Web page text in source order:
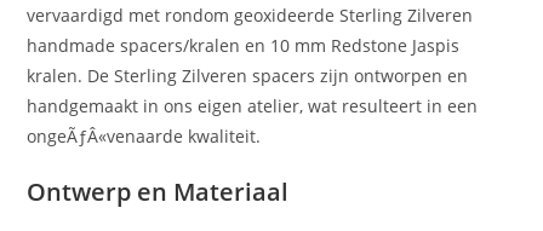
vervaardigd met rondom geoxideerde Sterling Zilveren
handmade spacers/kralen en 10 mm Redstone Jaspis
kralen. De Sterling Zilveren spacers zijn ontworpen en
handgemaakt in ons eigen atelier, wat resulteert in een
ongeÃƒÂ«venaarde kwaliteit.
Ontwerp en Materiaal